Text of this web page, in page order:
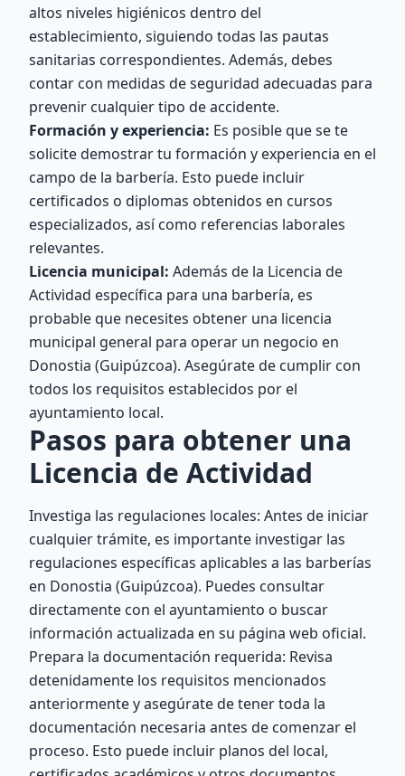
altos niveles higiénicos dentro del
establecimiento, siguiendo todas las pautas
sanitarias correspondientes. Además, debes
contar con medidas de seguridad adecuadas para
prevenir cualquier tipo de accidente.
Formación y experiencia: Es posible que se te
solicite demostrar tu formación y experiencia en el
campo de la barbería. Esto puede incluir
certificados o diplomas obtenidos en cursos
especializados, así como referencias laborales
relevantes.
Licencia municipal: Además de la Licencia de
Actividad específica para una barbería, es
probable que necesites obtener una licencia
municipal general para operar un negocio en
Donostia (Guipúzcoa). Asegúrate de cumplir con
todos los requisitos establecidos por el
ayuntamiento local.
Pasos para obtener una
Licencia de Actividad
Investiga las regulaciones locales: Antes de iniciar
cualquier trámite, es importante investigar las
regulaciones específicas aplicables a las barberías
en Donostia (Guipúzcoa). Puedes consultar
directamente con el ayuntamiento o buscar
información actualizada en su página web oficial.
Prepara la documentación requerida: Revisa
detenidamente los requisitos mencionados
anteriormente y asegúrate de tener toda la
documentación necesaria antes de comenzar el
proceso. Esto puede incluir planos del local,